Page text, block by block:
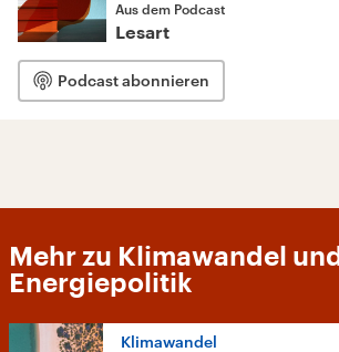
Aus dem Podcast
Lesart
Podcast abonnieren
Mehr zu Klimawandel und
Energiepolitik
Klimawandel